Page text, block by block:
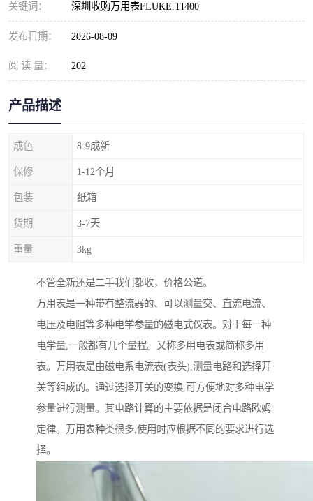
关键词： 深圳收购万用表FLUKE,TI400
发布日期： 2026-08-09
阅 读 量： 202
产品描述
成色 8-9成新
保修 1-12个月
包装 纸箱
货期 3-7天
重量 3kg
不管全新还是二手我们都收，价格公道。
万用表是一种带有整流器的、可以测量交、直流电流、
电压及电阻等多种电学参量的磁电式仪表。对于每一种
电学量,一般都有几个量程。又称多用电表或简称多用
表。万用表是由磁电系电流表(表头),测量电路和选择开
关等组成的。通过选择开关的变换,可方便地对多种电学
参量进行测量。其电路计算的主要依据是闭合电路欧姆
定律。万用表种类很多,使用时应根据不同的要求进行选
择。